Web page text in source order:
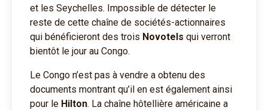
et les Seychelles. Impossible de détecter le
reste de cette chaîne de sociétés-actionnaires
qui bénéficieront des trois Novotels qui verront
bientôt le jour au Congo.
Le Congo n’est pas à vendre a obtenu des
documents montrant qu’il en est également ainsi
pour le Hilton. La chaîne hôtellière américaine a